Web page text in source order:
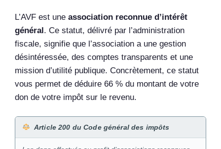
L’AVF est une association reconnue d’intérêt
général. Ce statut, délivré par l’administration
fiscale, signifie que l’association a une gestion
désintéressée, des comptes transparents et une
mission d’utilité publique. Concrètement, ce statut
vous permet de déduire 66 % du montant de votre
don de votre impôt sur le revenu.
Article 200 du Code général des impôts